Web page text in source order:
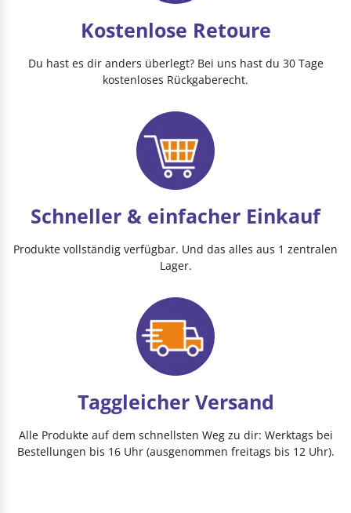
Kostenlose Retoure
Du hast es dir anders überlegt? Bei uns hast du 30 Tage
kostenloses Rückgaberecht.
Schneller & einfacher Einkauf
Produkte vollständig verfügbar. Und das alles aus 1 zentralen
Lager.
Taggleicher Versand
Alle Produkte auf dem schnellsten Weg zu dir: Werktags bei
Bestellungen bis 16 Uhr (ausgenommen freitags bis 12 Uhr).